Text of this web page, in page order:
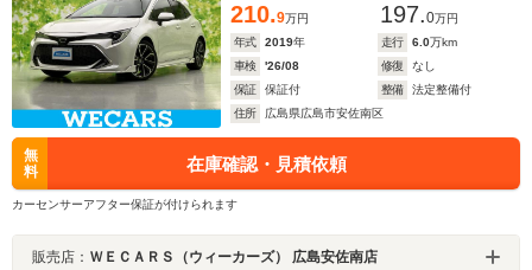
210.9万円 197.0万円
年式
2019年 走行 6.0万km
車検
'26/08 修復
なし
保証
保証付 整備
法定整備付
住所
広島県広島市安佐南区
無
料
在庫確認・見積依頼
カーセンサーアフター保証が付けられます
販売店： ＷＥＣＡＲＳ（ウィーカーズ） 広島安佐南店